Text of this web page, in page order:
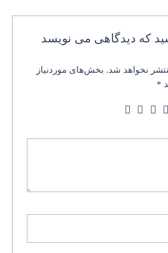
که دیدگاهی می نویسد
نخواهد شد. بخش‌های موردنیاز
*